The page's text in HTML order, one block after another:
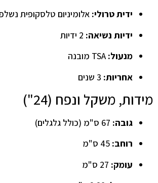
ידית טרולי: אלומיניום טלסקופית
ידיות נשיאה:
מנעול:
אחריות:
מידות, משקל ונפח (24")
גובה:
רוחב:
עומק: